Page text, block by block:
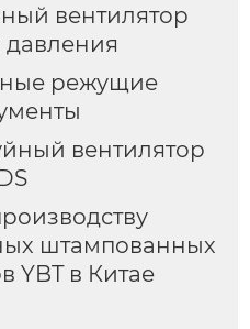
вентилятор
давления
режущие
вентилятор
штампованных
YBT в Китае